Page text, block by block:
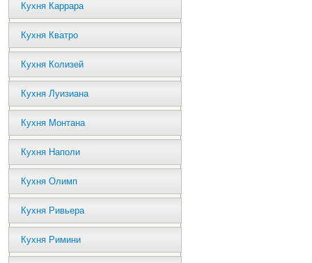
Кухня Каррара
Кухня Кватро
Кухня Колизей
Кухня Луизиана
Кухня Монтана
Кухня Наполи
Кухня Олимп
Кухня Ривьера
Кухня Римини